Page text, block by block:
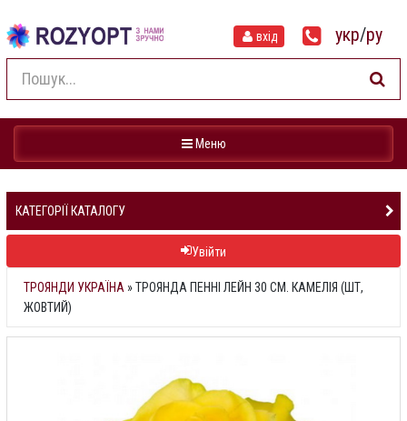
вхід укр/ру
Навігація
Меню
КАТЕГОРІЇ КАТАЛОГУ
Увійти
ТРОЯНДИ УКРАЇНА »ТРОЯНДА ПЕННІ ЛЕЙН 30 СМ. КАМЕЛІЯ (ШТ,
ЖОВТИЙ)